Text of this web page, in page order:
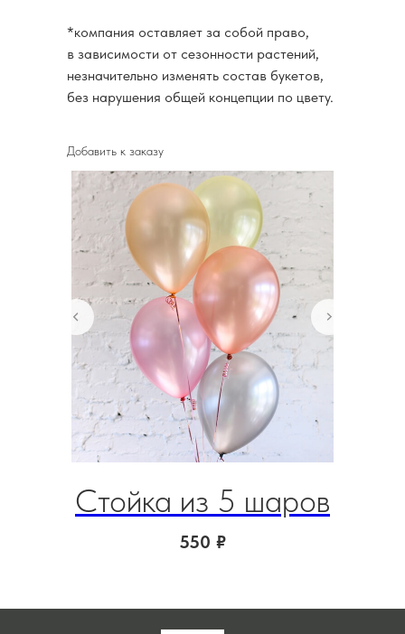
*компания оставляет за собой право,
в зависимости от сезонности растений,
незначительно изменять состав букетов,
без нарушения общей концепции по цвету.
Добавить к заказу
Стойка из 5 шаров
550 ₽